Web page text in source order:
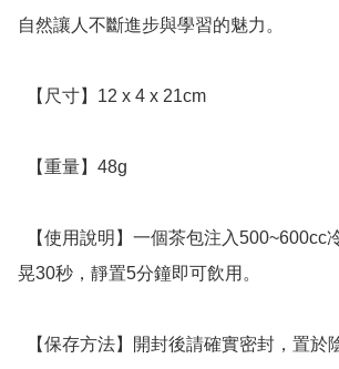
自然讓人不斷進步與學習的魅力。
晃30秒，靜置5分鐘即可飲用。
【保存方法】開封後請確實密封，置於